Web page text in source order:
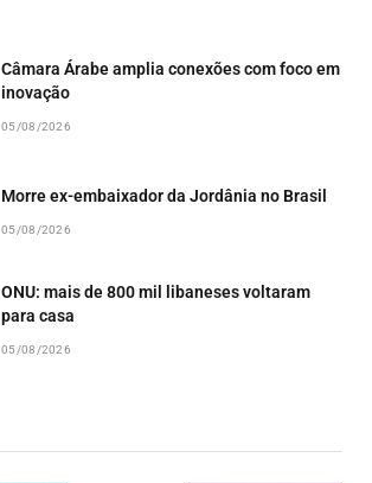
Câmara Árabe amplia conexões com foco em
inovação
05/08/2026
Morre ex-embaixador da Jordânia no Brasil
05/08/2026
ONU: mais de 800 mil libaneses voltaram
para casa
05/08/2026